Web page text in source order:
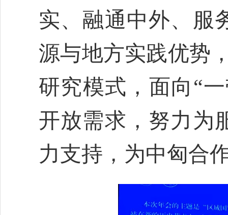
实、融通中外、服
源与地方实践优势
研究模式，面向“
开放需求，努力为
力支持，为中匈合